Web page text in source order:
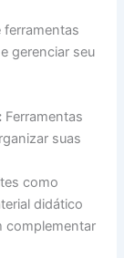
ferramentas
gerenciar seu
Ferramentas
suas
como
didático
complementar